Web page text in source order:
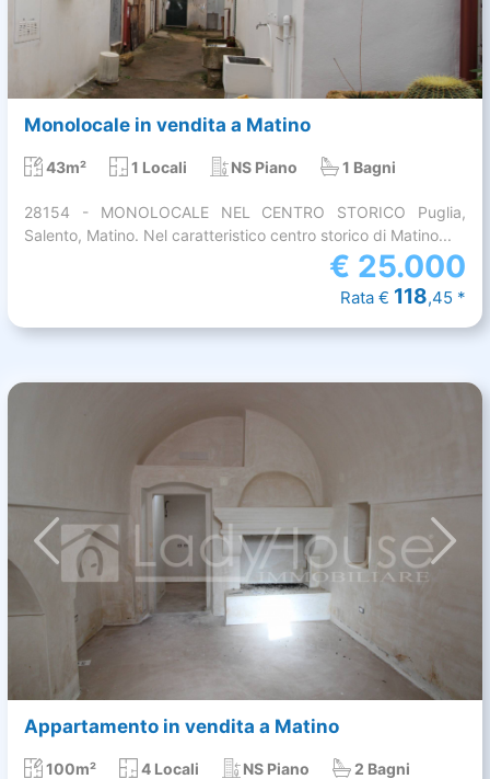
Monolocale in vendita a Matino
43m² 1 Locali NS Piano 1 Bagni
28154 - MONOLOCALE NEL CENTRO STORICO Puglia,
Salento, Matino. Nel caratteristico centro storico di Matino...
€ 25.000
Rata € 118,45 *
Appartamento in vendita a Matino
100m² 4 Locali NS Piano 2 Bagni